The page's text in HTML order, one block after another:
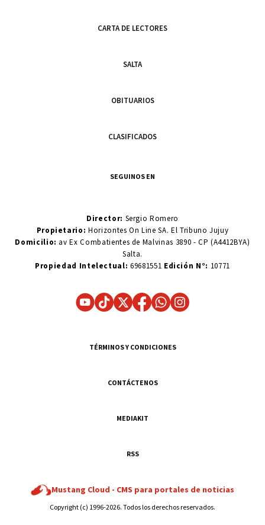
CARTA DE LECTORES
SALTA
OBITUARIOS
CLASIFICADOS
SEGUINOS EN
Director: Sergio Romero
Propietario:Horizontes On Line SA. El Tribuno Jujuy
Domicilio: av Ex Combatientes de Malvinas 3890 - CP (A4412BYA)
Salta.
Propiedad Intelectual: 69681551 Edición N°: 10771
TÉRMINOS Y CONDICIONES
CONTÁCTENOS
MEDIAKIT
RSS
Mustang Cloud - CMS para portales de noticias
Copyright (c) 1996-2026. Todos los derechos reservados.